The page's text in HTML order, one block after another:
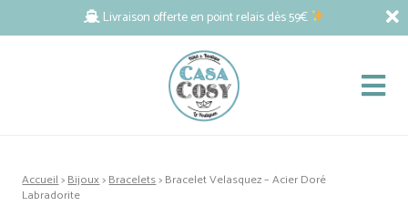
Livraison offerte en point relais dès 59€
Accueil>Bijoux>Bracelets> Bracelet Velasquez – Acier Doré
Labradorite